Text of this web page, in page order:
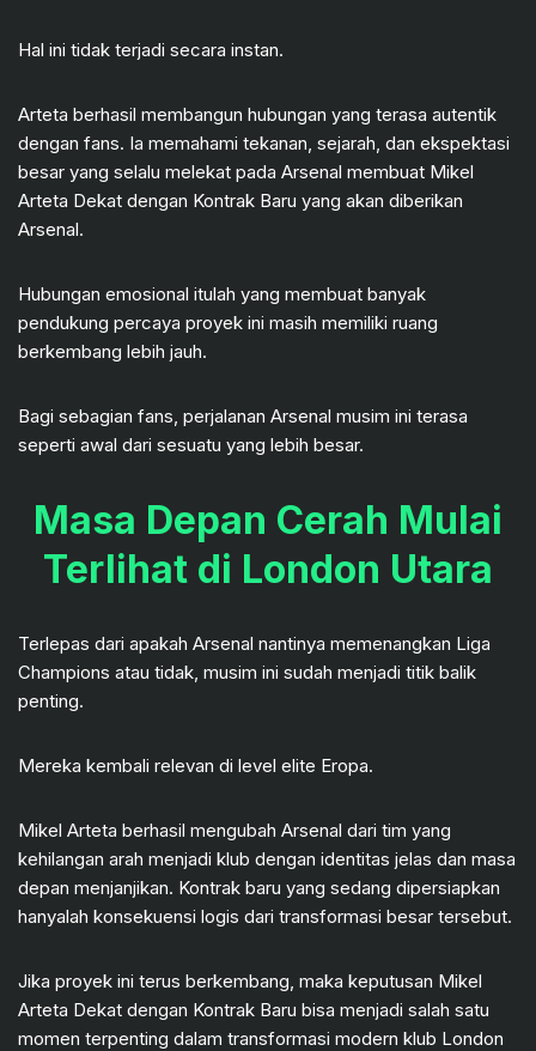
Hal ini tidak terjadi secara instan.
Arteta berhasil membangun hubungan yang terasa autentik
dengan fans. Ia memahami tekanan, sejarah, dan ekspektasi
besar yang selalu melekat pada Arsenal membuat Mikel
Arteta Dekat dengan Kontrak Baru yang akan diberikan
Arsenal.
Hubungan emosional itulah yang membuat banyak
pendukung percaya proyek ini masih memiliki ruang
berkembang lebih jauh.
Bagi sebagian fans, perjalanan Arsenal musim ini terasa
seperti awal dari sesuatu yang lebih besar.
Masa Depan Cerah Mulai
Terlihat di London Utara
Terlepas dari apakah Arsenal nantinya memenangkan Liga
Champions atau tidak, musim ini sudah menjadi titik balik
penting.
Mereka kembali relevan di level elite Eropa.
Mikel Arteta berhasil mengubah Arsenal dari tim yang
kehilangan arah menjadi klub dengan identitas jelas dan masa
depan menjanjikan. Kontrak baru yang sedang dipersiapkan
hanyalah konsekuensi logis dari transformasi besar tersebut.
Jika proyek ini terus berkembang, maka keputusan Mikel
Arteta Dekat dengan Kontrak Baru bisa menjadi salah satu
momen terpenting dalam transformasi modern klub London